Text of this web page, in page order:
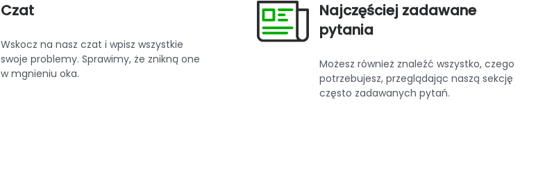
Czat
Wskocz na nasz czat i wpisz wszystkie
swoje problemy. Sprawimy, że znikną one
w mgnieniu oka.
Najczęściej zadawane
pytania
Możesz również znaleźć wszystko, czego
potrzebujesz, przeglądając naszą sekcję
często zadawanych pytań.